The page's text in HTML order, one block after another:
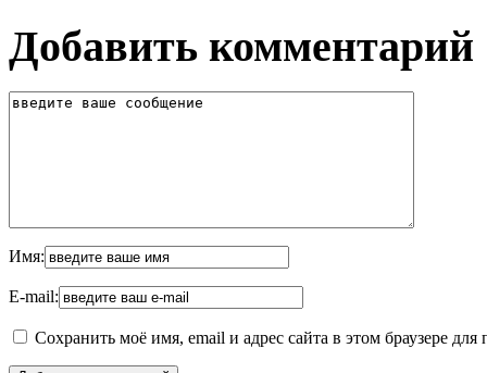
Добавить комментарий
Имя:
E-mail:
Сохранить моё имя, email и адрес сайта в этом браузере